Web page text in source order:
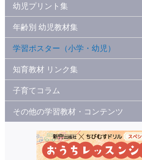
幼児プリント集
年齢別 幼児教材集
学習ポスター（小学・幼児）
知育教材 リンク集
子育てコラム
その他の学習教材・コンテンツ